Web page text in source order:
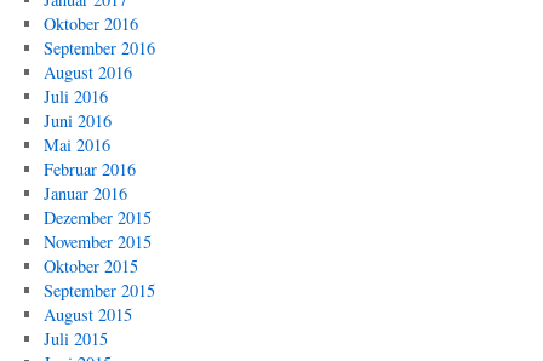
Oktober 2016
September 2016
August 2016
Juli 2016
Juni 2016
Mai 2016
Februar 2016
Januar 2016
Dezember 2015
November 2015
Oktober 2015
September 2015
August 2015
Juli 2015